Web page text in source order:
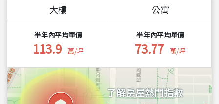
大樓
半年內平均單價
113.9 萬/坪
公寓
半年內平均單價
73.77 萬/坪